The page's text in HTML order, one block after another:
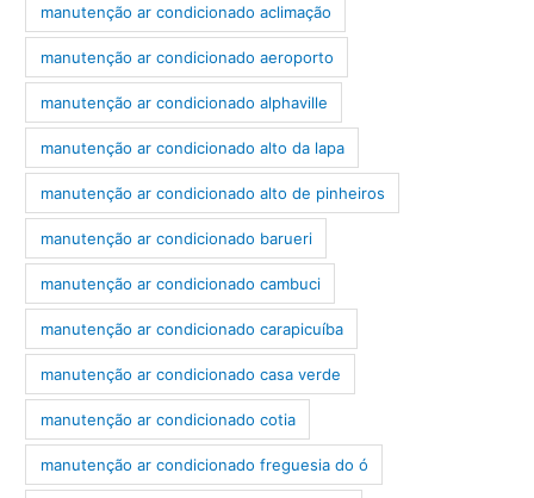
manutenção ar condicionado aclimação
manutenção ar condicionado aeroporto
manutenção ar condicionado alphaville
manutenção ar condicionado alto da lapa
manutenção ar condicionado alto de pinheiros
manutenção ar condicionado barueri
manutenção ar condicionado cambuci
manutenção ar condicionado carapicuíba
manutenção ar condicionado casa verde
manutenção ar condicionado cotia
manutenção ar condicionado freguesia do ó